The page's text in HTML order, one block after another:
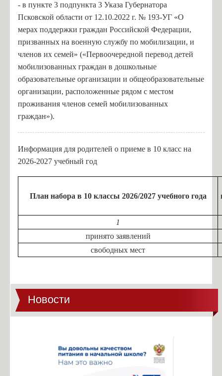
- в пункте 3 подпункта 3 Указа Губернатора
Псковской области от 12.10.2022 г. № 193-УГ «О
мерах поддержки граждан Российской Федерации,
призванных на военную службу по мобилизации, и
членов их семей» («Первоочередной перевод детей
мобилизованных граждан в дошкольные
образовательные организации и общеобразовательные
организации, расположенные рядом с местом
проживания членов семей мобилизованных
граждан»).
Информация для родителей о приеме в 10 класс на
2026-2027 учебный год
План набора в 10 классы 2026/2027 учебного года
1
принято заявлений
свободных мест
Новости